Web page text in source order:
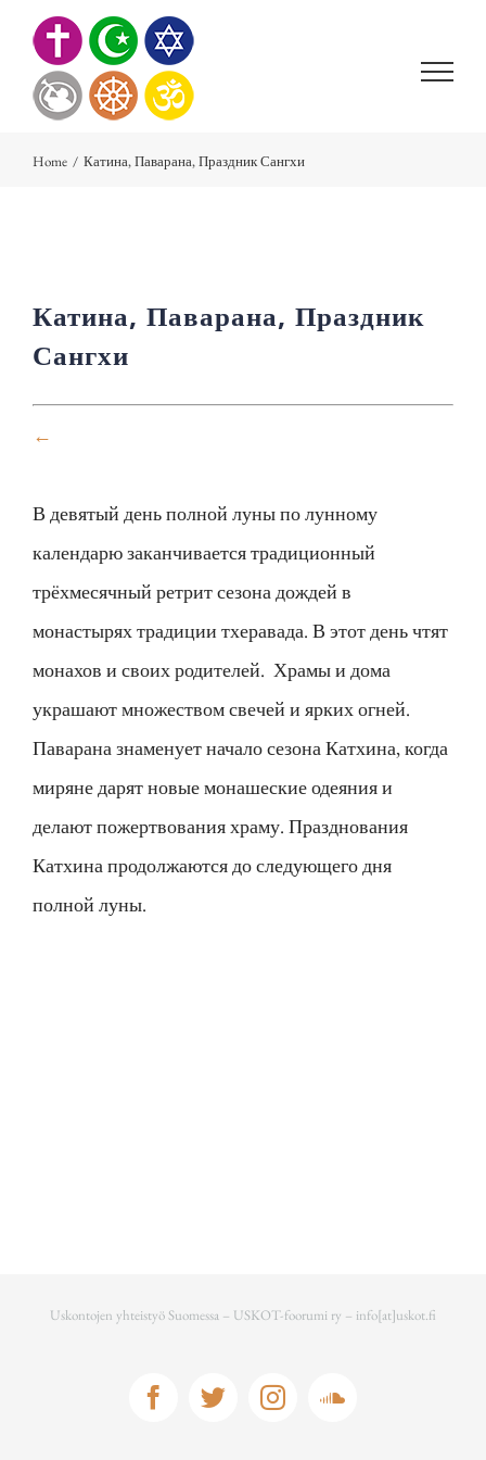
content
Home / Катина, Паварана, Праздник Сангхи
Катина, Паварана, Праздник
Сангхи
←
В девятый день полной луны по лунному
календарю заканчивается традиционный
трёхмесячный ретрит сезона дождей в
монастырях традиции тхеравада. В этот день чтят
монахов и своих родителей. Храмы и дома
украшают множеством свечей и ярких огней.
Паварана знаменует начало сезона Катхина, когда
миряне дарят новые монашеские одеяния и
делают пожертвования храму. Празднования
Катхина продолжаются до следующего дня
полной луны.
Uskontojen yhteistyö Suomessa – USKOT-foorumi ry – info[at]uskot.fi
Facebook
TwitterInstagramSoundcloud